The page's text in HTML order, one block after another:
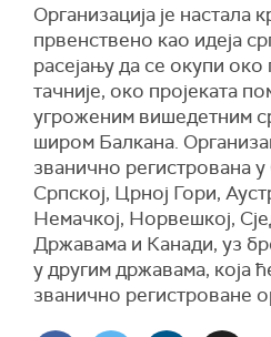
Организација је настала
првенствено као идеја
расејању да се окупи
тачније, око пројеката
угроженим вишедетним
широм Балкана.
званично регистрована
Српској, Црној Гори,
Немачкој, Норвешкој,
Државама и Канади, уз
у другим државама, која
званично регистроване